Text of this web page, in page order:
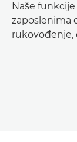
Naše
zaposlenima
rukovođenje,